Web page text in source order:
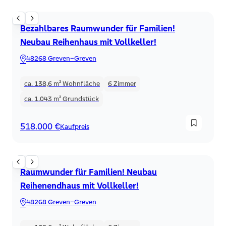
Bezahlbares Raumwunder für Familien!
Neubau Reihenhaus mit Vollkeller!
48268 Greven–Greven
ca. 138,6 m²Wohnfläche 6Zimmer
ca. 1.043 m²Grundstück
518.000 €Kaufpreis
Raumwunder für Familien! Neubau
Reihenendhaus mit Vollkeller!
48268 Greven–Greven